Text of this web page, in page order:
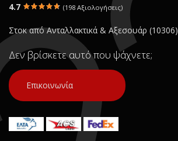
4.7 (198 Αξιολογήσεις)
Στοκ από Ανταλλακτικά & Αξεσουάρ (10306)
Δεν βρίσκετε αυτό που ψάχνετε;
Επικοινωνία